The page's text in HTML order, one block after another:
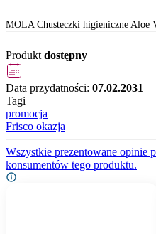
MOLA Chusteczki higieniczne Aloe
Produkt dostępny
Data przydatności: 07.02.2031
Tagi
promocja
Frisco okazja
Wszystkie prezentowane opinie
konsumentów tego produktu.